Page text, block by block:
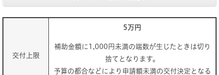
交付上限
5万円
補助金額に1,000円未満の端数が生じたときは切り
捨てとなります。
予算の都合などにより申請額未満の交付決定となる